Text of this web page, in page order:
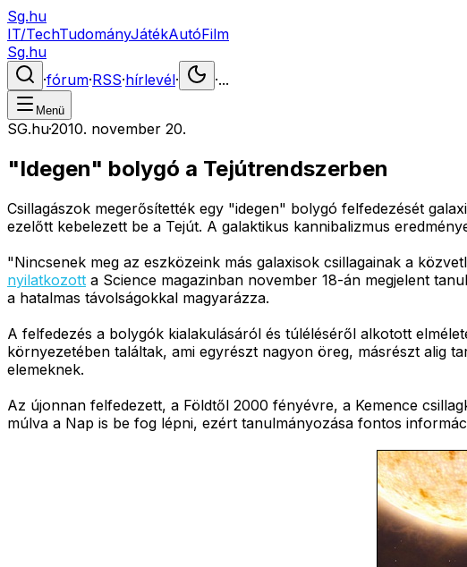
Sg.hu
IT/TechTudományJátékAutóFilm
Sg.hu
·fórum·RSS·hírlevél· ·...
Menü
SG.hu·2010. november 20.
"Idegen" bolygó a Tejútrendszerben
Csillagászok megerősítették egy "idegen" bolygó felfedezését
ezelőtt kebelezett be a Tejút. A galaktikus kannibalizmus
"Nincsenek meg az eszközeink más galaxisok csillagainak a
nyilatkozott a Science magazinban november 18-án megjelent
a hatalmas távolságokkal magyarázza.
A felfedezés a bolygók kialakulásáról és túléléséről alkotott
környezetében találtak, ami egyrészt nagyon öreg, másrészt alig
elemeknek.
Az újonnan felfedezett, a Földtől 2000 fényévre, a Kemence
múlva a Nap is be fog lépni, ezért tanulmányozása fontos